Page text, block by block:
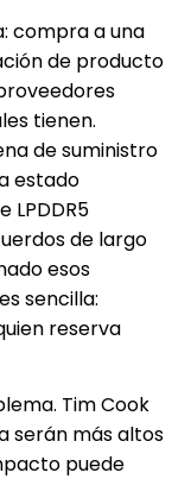
compra a una
de producto
tienen.
de suministro
estado
LPDDR5
de largo
esos
sencilla:
reserva
Tim Cook
serán más altos
puede